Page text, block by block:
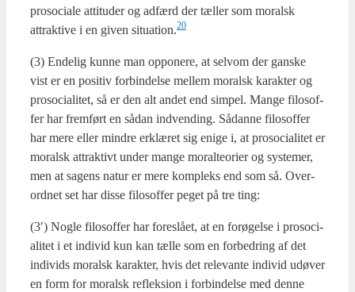
pro­so­ci­a­le atti­tu­der og adfærd der tæl­ler som moralsk
attrak­ti­ve i en given situation.20
(3) Ende­lig kun­ne man oppo­ne­re, at selv­om der gan­ske
vist er en posi­tiv for­bin­del­se mel­lem moralsk karak­ter og
pro­so­ci­a­li­tet, så er den alt andet end sim­pel. Man­ge filo­sof­
fer har frem­ført en sådan ind­ven­ding. Sådan­ne filo­sof­fer
har mere eller min­dre erklæ­ret sig eni­ge i, at pro­so­ci­a­li­tet er
moralsk attrak­tivt under man­ge moral­te­o­ri­er og syste­mer,
men at sagens natur er mere kom­pleks end som så. Over­
ord­net set har dis­se filo­sof­fer peget på tre ting:
(3′) Nog­le filo­sof­fer har fore­slå­et, at en for­ø­gel­se i pro­so­ci­
a­li­tet i et indi­vid kun kan tæl­le som en for­bed­ring af det
indi­vids moralsk karak­ter, hvis det rele­van­te indi­vid udø­ver
en form for moralsk reflek­sion i for­bin­del­se med den­ne